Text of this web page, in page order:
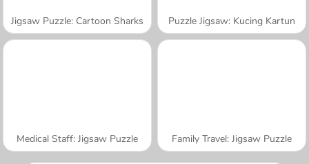
Jigsaw Puzzle: Cartoon Sharks Puzzle Jigsaw: Kucing Kartun
Medical Staff: Jigsaw Puzzle Family Travel: Jigsaw Puzzle